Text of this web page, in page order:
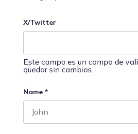
X/Twitter
Este campo es un campo de
quedar sin cambios.
Name *